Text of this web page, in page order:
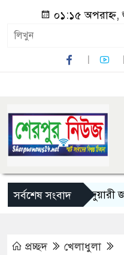
০১:১৫ অপরাহ্ন,
সর্বশেষ সংবাদ
চায়না দুয়ারী জালে
প্রচ্ছদ
খেলাধুলা